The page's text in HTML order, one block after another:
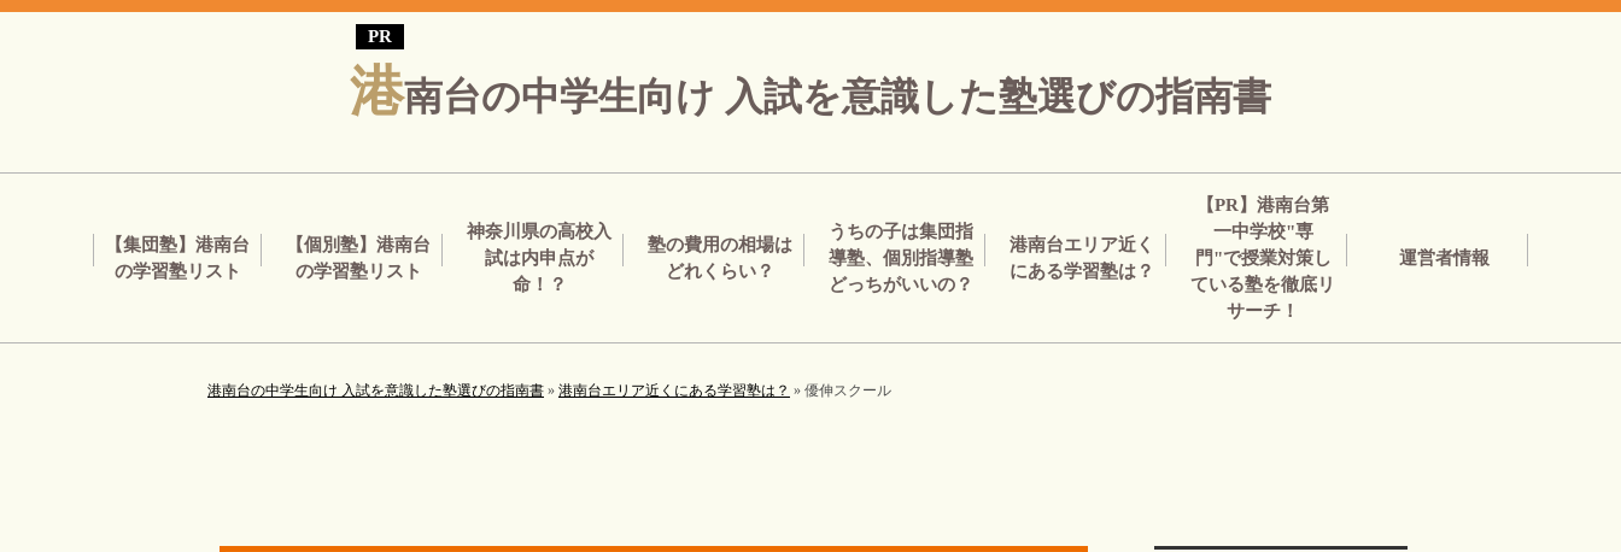
港南台の中学生向け 入試を意識した塾選びの指南書
【集団塾】港南台
の学習塾リスト
【個別塾】港南台
の学習塾リスト
神奈川県の高校入
試は内申点が
命！？
塾の費用の相場は
どれくらい？
うちの子は集団指
導塾、個別指導塾
どっちがいいの？
港南台エリア近く
にある学習塾は？
【PR】港南台第
一中学校"専
門"で授業対策し
ている塾を徹底リ
サーチ！
運営者情報
港南台の中学生向け 入試を意識した塾選びの指南書 » 港南台エリア近くにある学習塾は？ » 優伸スクール